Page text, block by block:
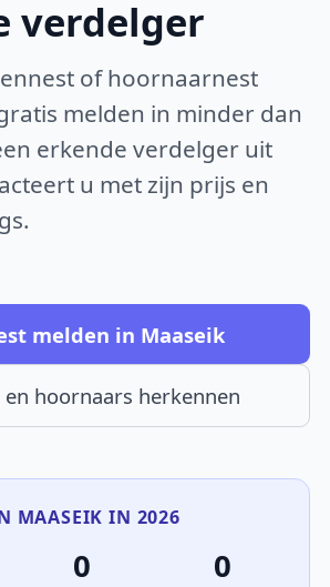
verdelger
of hoornaarnest
melden in minder dan
erkende verdelger uit
u met zijn prijs en
melden in Maaseik
en hoornaars herkennen
MAASEIK IN 2026
0 0